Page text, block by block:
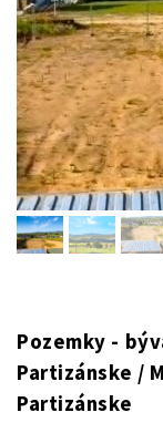
Pozemky -
Partizánske /
Partizánske